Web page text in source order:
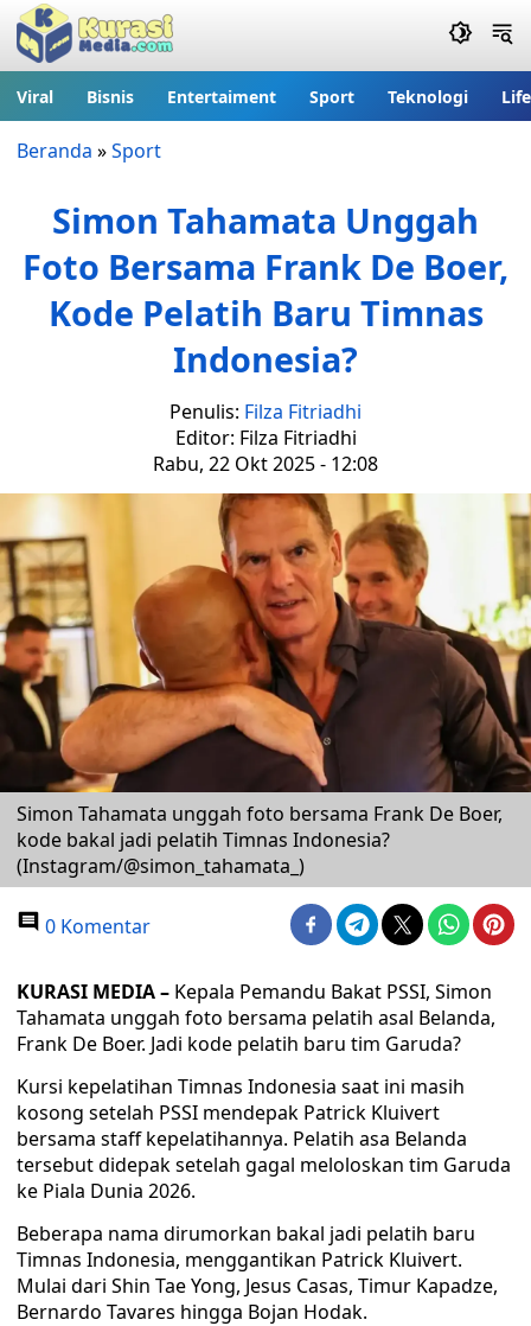
Viral Bisnis Entertaiment Sport Teknologi
Beranda »Sport
Simon Tahamata Unggah
Foto Bersama Frank De Boer,
Kode Pelatih Baru Timnas
Indonesia?
Penulis: Filza Fitriadhi
Editor: Filza Fitriadhi
Rabu, 22 Okt 2025 - 12:08
Simon Tahamata unggah foto bersama Frank De Boer,
kode bakal jadi pelatih Timnas Indonesia?
(Instagram/@simon_tahamata_)
0 Komentar
KURASI MEDIA – Kepala Pemandu Bakat PSSI, Simon
Tahamata unggah foto bersama pelatih asal Belanda,
Frank De Boer. Jadi kode pelatih baru tim Garuda?
Kursi kepelatihan Timnas Indonesia saat ini masih
kosong setelah PSSI mendepak Patrick Kluivert
bersama staff kepelatihannya. Pelatih asa Belanda
tersebut didepak setelah gagal meloloskan tim Garuda
ke Piala Dunia 2026.
Beberapa nama dirumorkan bakal jadi pelatih baru
Timnas Indonesia, menggantikan Patrick Kluivert.
Mulai dari Shin Tae Yong, Jesus Casas, Timur Kapadze,
Bernardo Tavares hingga Bojan Hodak.